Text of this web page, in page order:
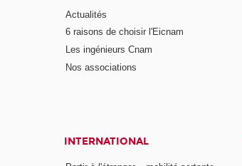
Actualités
6 raisons de choisir l'Eicnam
Les ingénieurs Cnam
Nos associations
INTERNATIONAL